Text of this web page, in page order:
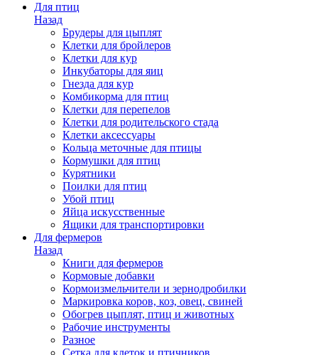
Для птиц
Назад
Брудеры для цыплят
Клетки для бройлеров
Клетки для кур
Инкубаторы для яиц
Гнезда для кур
Комбикорма для птиц
Клетки для перепелов
Клетки для родительского стада
Клетки аксессуары
Кольца меточные для птицы
Кормушки для птиц
Курятники
Поилки для птиц
Убой птиц
Яйца искусственные
Ящики для транспортировки
Для фермеров
Назад
Книги для фермеров
Кормовые добавки
Кормоизмельчители и зернодробилки
Маркировка коров, коз, овец, свиней
Обогрев цыплят, птиц и животных
Рабочие инструменты
Разное
Сетка для клеток и птичников